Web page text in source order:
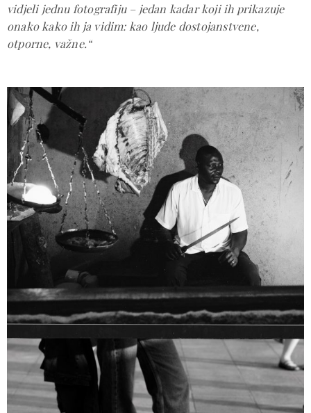
vidjeli jednu fotografiju – jedan kadar koji ih prikazuje
onako kako ih ja vidim: kao ljude dostojanstvene,
otporne, važne.“